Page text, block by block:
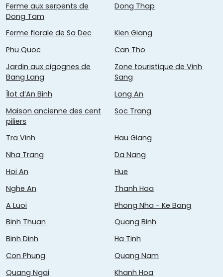
Ferme aux serpents de
Dong Tam
Dong Thap
Ferme florale de Sa Dec
Kien Giang
Phu Quoc
Can Tho
Jardin aux cigognes de
Bang Lang
Zone touristique de Vinh
Sang
Îlot d’An Binh
Long An
Maison ancienne des cent
piliers
Soc Trang
Tra Vinh
Hau Giang
Nha Trang
Da Nang
Hoi An
Hue
Nghe An
Thanh Hoa
A Luoi
Phong Nha - Ke Bang
Binh Thuan
Quang Binh
Binh Dinh
Ha Tinh
Con Phung
Quang Nam
Quang Ngai
Khanh Hoa